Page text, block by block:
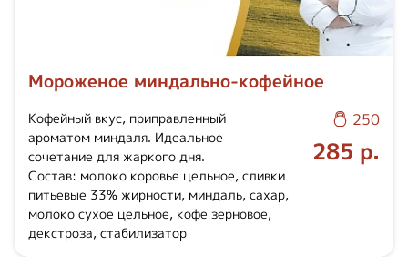
Мороженое миндально-кофейное
Кофейный вкус, приправленный
ароматом миндаля. Идеальное
сочетание для жаркого дня.
Состав: молоко коровье цельное, сливки
питьевые 33% жирности, миндаль, сахар,
молоко сухое цельное, кофе зерновое,
декстроза, стабилизатор
250
285 р.